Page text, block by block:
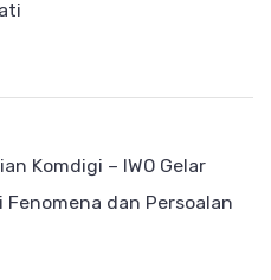
Komdigi – IWO Gelar
dan Persoalan